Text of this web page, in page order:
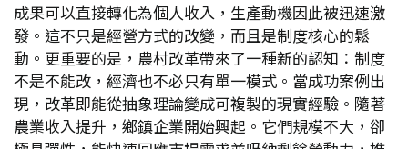
成果可以直接轉化為個人收入，生產動機因此被迅速激
發。這不只是經營方式的改變，而且是制度核心的鬆
動。更重要的是，農村改革帶來了一種新的認知：制度
不是不能改，經濟也不必只有單一模式。當成功案例出
現，改革即能從抽象理論變成可複製的現實經驗。隨著
農業收入提升，鄉鎮企業開始興起。它們規模不大，卻